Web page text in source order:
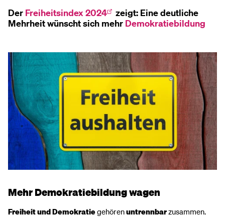
Der Freiheitsindex 2024
zeigt: Eine deutliche
Mehrheit wünscht sich mehr Demokratiebildung
Mehr Demokratiebildung wagen
Freiheit und Demokratiegehörenuntrennbarzusammen.